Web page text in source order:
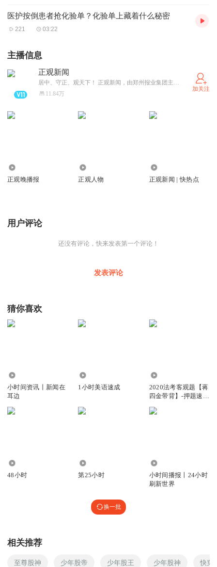
医护按倒患者抢化验单？化验单上藏着什么秘密
221 03:22
主播信息
正观新闻
居中、守正、观天下！ 正观新闻，由郑州报业集团主办，是郑州市全力打造的“扎根郑州、立足中原、放眼全球”的拥有较强影响力的新型主流媒体，集“新闻+政务+服务”于一体的突出文化和国际视野的新媒体平台。
11.84万
加关注
正观晚播报 正观人物 正观新闻 | 快热点
用户评论
还没有评论，快来发表第一个评论！
发表评论
猜你喜欢
小时间资讯丨新闻在
耳边
1小时美语速成
2020法考客观题【蒋
四金带背】-押题速记
48小时 第25小时
小时间播报丨24小时
刷新世界
换一批
相关推荐
至尊股神 少年股帝 少年股王 少年股神 快穿